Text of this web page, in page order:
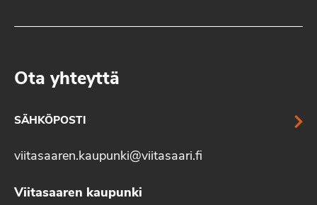
Ota yhteyttä
SÄHKÖPOSTI
viitasaaren.kaupunki@viitasaari.fi
Viitasaaren kaupunki